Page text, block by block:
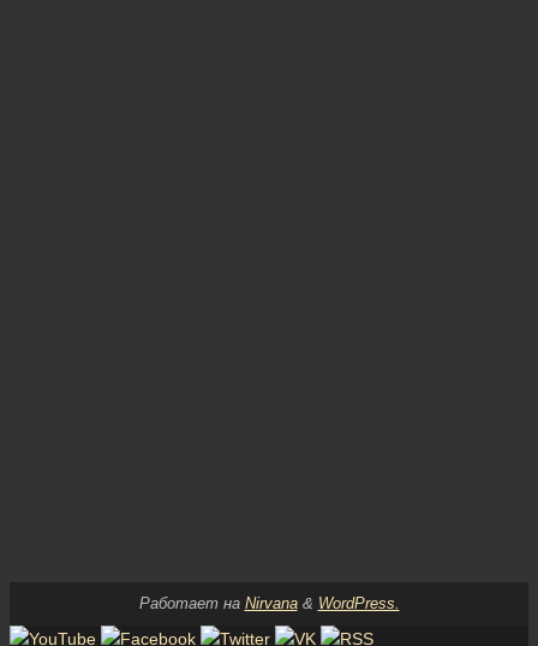
Работает на Nirvana& WordPress.